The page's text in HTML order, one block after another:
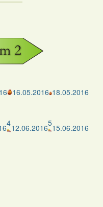
16.05.2016 18.05.2016
412.06.2016515.06.2016